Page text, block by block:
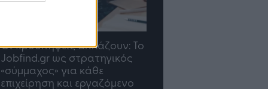
TP Greece: Πώς
διαμορφώνεται το μέλλον
του Insurance στην εποχή
του AI